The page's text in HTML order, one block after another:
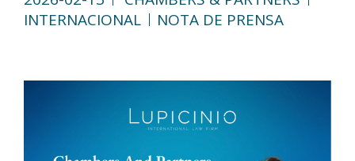
INTERNACIONAL
NOTA DE PRENSA